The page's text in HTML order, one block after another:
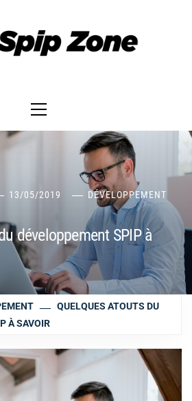
Menu
13/05/2019 DÉVELOPPEMENT
développement SPIP à
QUELQUES ATOUTS DU
À SAVOIR